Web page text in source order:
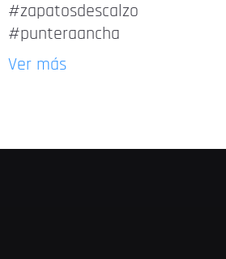
#zapatosdescalzo
#punteraancha
Ver más